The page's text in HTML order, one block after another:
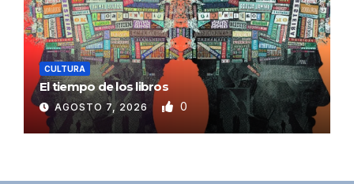
CULTURA
El tiempo de los libros
AGOSTO 7, 2026 0